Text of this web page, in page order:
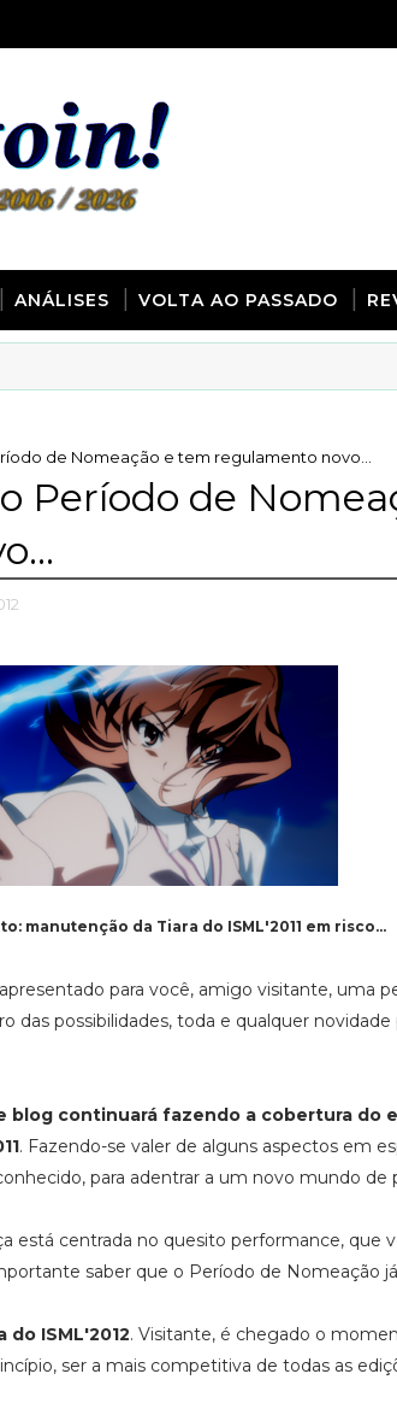
ANÁLISES VOLTA AO PASSADO
de Nomeação e tem regulamento novo...
Período de
manutenção da Tiara do ISML'2011 em risco...
para você, amigo visitante, uma
das possibilidades, toda e qualquer
blog continuará fazendo a cobertura do
. Fazendo-se valer de alguns aspectos em
para adentrar a um novo mundo de
está centrada no quesito performance, que
saber que o Período de Nomeação
ISML'2012. Visitante, é chegado o
ser a mais competitiva de todas as